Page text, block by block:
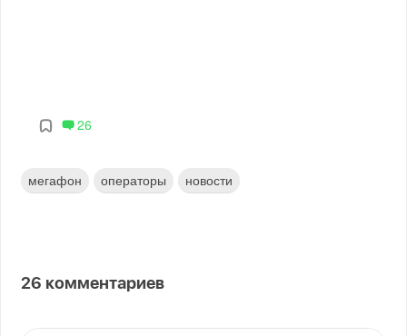
26
мегафон операторы новости
26 комментариев